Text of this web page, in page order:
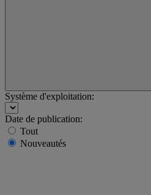
Système d'exploitation:
Date de publication:
Tout
Nouveautés